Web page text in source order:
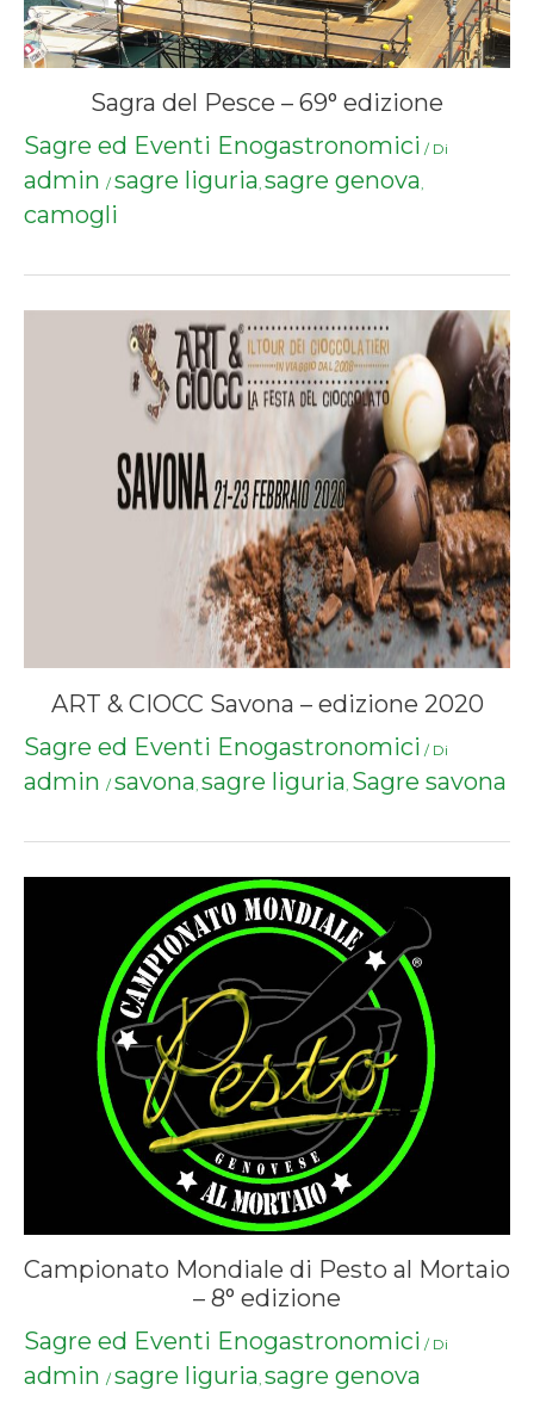
Sagra del Pesce – 69° edizione
Sagre ed Eventi Enogastronomici / Di
admin / sagre liguria, sagre genova,
camogli
ART & CIOCC Savona – edizione 2020
Sagre ed Eventi Enogastronomici / Di
admin /savona, sagre liguria, Sagre savona
Campionato Mondiale di Pesto al Mortaio
– 8° edizione
Sagre ed Eventi Enogastronomici / Di
admin / sagre liguria, sagre genova